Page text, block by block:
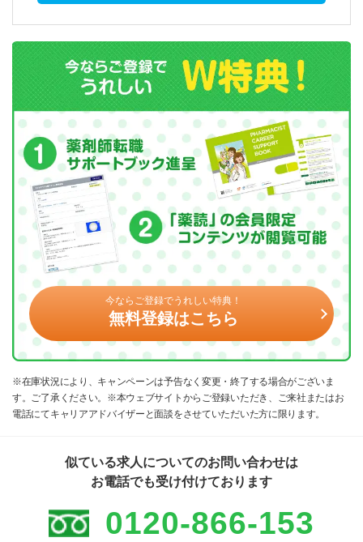
今ならご登録でうれしい特典！
無料登録はこちら
※在庫状況により、キャンペーンは予告なく変更・終了する場合がございま
す。ご了承ください。※本ウェブサイトからご登録いただき、ご来社またはお
電話にてキャリアアドバイザーと面談をさせていただいた方に限ります。
似ている求人についてのお問い合わせは
お電話でも受け付けております
0120-866-153